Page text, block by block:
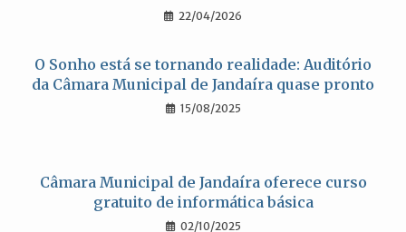
22/04/2026
O Sonho está se tornando realidade: Auditório
da Câmara Municipal de Jandaíra quase pronto
15/08/2025
Câmara Municipal de Jandaíra oferece curso
gratuito de informática básica
02/10/2025